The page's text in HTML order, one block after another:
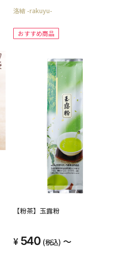
洛結 -rakuyu-
おすすめ商品
【粉茶】玉露粉
540 (税込) ～